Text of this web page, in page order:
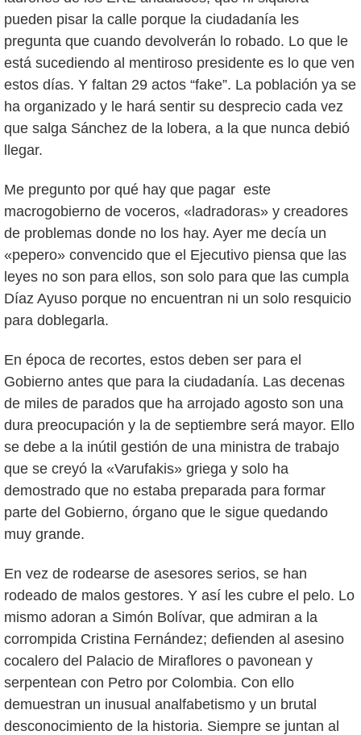
pueden pisar la calle porque la ciudadanía les
pregunta que cuando devolverán lo robado. Lo que le
está sucediendo al mentiroso presidente es lo que ven
estos días. Y faltan 29 actos “fake”. La población ya se
ha organizado y le hará sentir su desprecio cada vez
que salga Sánchez de la lobera, a la que nunca debió
llegar.
Me pregunto por qué hay que pagar este
macrogobierno de voceros, «ladradoras» y creadores
de problemas donde no los hay. Ayer me decía un
«pepero» convencido que el Ejecutivo piensa que las
leyes no son para ellos, son solo para que las cumpla
Díaz Ayuso porque no encuentran ni un solo resquicio
para doblegarla.
En época de recortes, estos deben ser para el
Gobierno antes que para la ciudadanía. Las decenas
de miles de parados que ha arrojado agosto son una
dura preocupación y la de septiembre será mayor. Ello
se debe a la inútil gestión de una ministra de trabajo
que se creyó la «Varufakis» griega y solo ha
demostrado que no estaba preparada para formar
parte del Gobierno, órgano que le sigue quedando
muy grande.
En vez de rodearse de asesores serios, se han
rodeado de malos gestores. Y así les cubre el pelo. Lo
mismo adoran a Simón Bolívar, que admiran a la
corrompida Cristina Fernández; defienden al asesino
cocalero del Palacio de Miraflores o pavonean y
serpentean con Petro por Colombia. Con ello
demuestran un inusual analfabetismo y un brutal
desconocimiento de la historia. Siempre se juntan al